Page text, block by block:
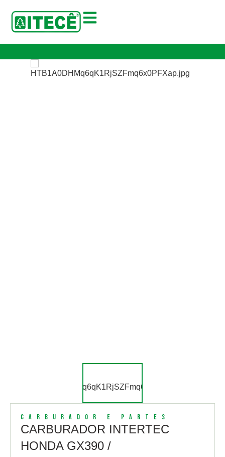
Carburador e Partes
CARBURADOR INTERTEC
HONDA GX390 /